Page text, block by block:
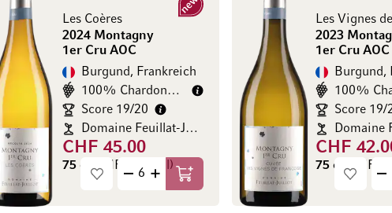
Les Coères
2024 Montagny
1er Cru AOC
Neu
Burgund, Frankreich
100% Chardonnay
Score 19/20
Domaine Feuillat-Julliot
CHF 45.00
75 cl (CHF 60.00 / l)
In den Warenkorb
2023
1er Cru AOC
Burgund,
Score 19/
CHF
75 cl (CHF